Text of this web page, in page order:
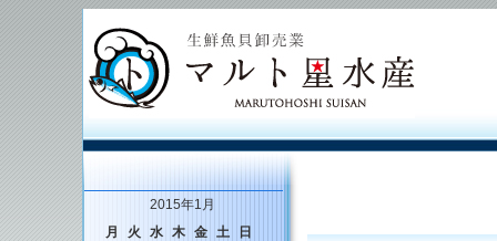
2015年1月
月
火 水 木 金 土
日